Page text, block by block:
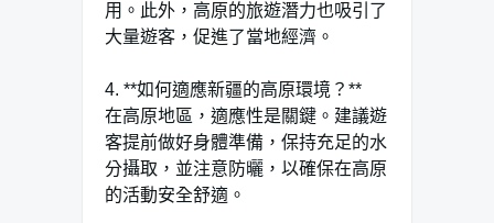
用。此外，高原的旅遊潛力也吸引了
大量遊客，促進了當地經濟。
4. **如何適應新疆的高原環境？**
在高原地區，適應性是關鍵。建議遊
客提前做好身體準備，保持充足的水
分攝取，並注意防曬，以確保在高原
的活動安全舒適。